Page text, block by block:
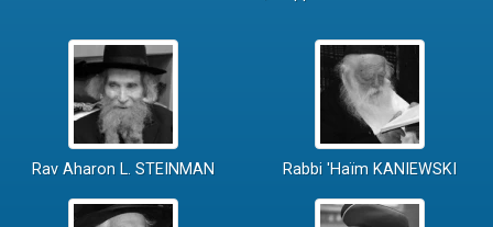
Rav Aharon L. STEINMAN Rabbi 'Haïm KANIEWSKI